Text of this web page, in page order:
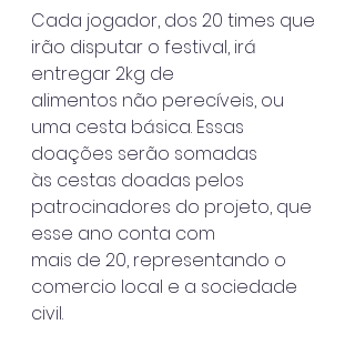
Cada jogador, dos 20 times que
irão disputar o festival, irá
entregar 2kg de
alimentos não perecíveis, ou
uma cesta básica. Essas
doações serão somadas
às cestas doadas pelos
patrocinadores do projeto, que
esse ano conta com
mais de 20, representando o
comercio local e a sociedade
civil.